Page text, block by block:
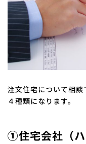
注文住宅について相
４種類になります。
①住宅会社（ハ